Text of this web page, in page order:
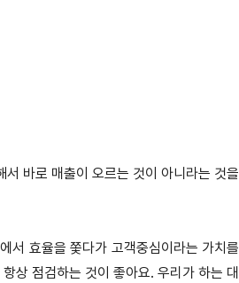
바로 매출이 오르는 것이 아니라는 것을
서 효율을 쫓다가 고객중심이라는 가치를
상 점검하는 것이 좋아요. 우리가 하는 대